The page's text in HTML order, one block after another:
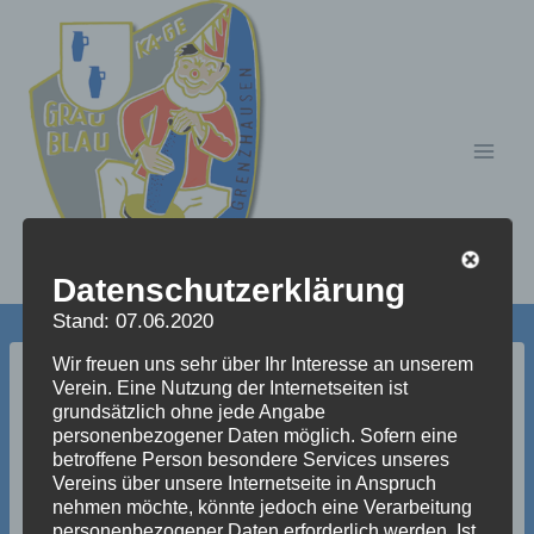
springen
TiDM2018 (5)
Datenschutzerklärung
Stand: 07.06.2020
Wir freuen uns sehr über Ihr Interesse an unserem
Verein. Eine Nutzung der Internetseiten ist
grundsätzlich ohne jede Angabe
personenbezogener Daten möglich. Sofern eine
betroffene Person besondere Services unseres
Vereins über unsere Internetseite in Anspruch
nehmen möchte, könnte jedoch eine Verarbeitung